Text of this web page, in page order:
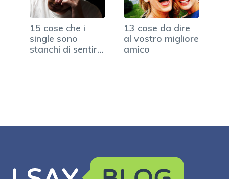
15 cose che i
single sono
stanchi di sentirsi
13 cose da dire
al vostro migliore
amico